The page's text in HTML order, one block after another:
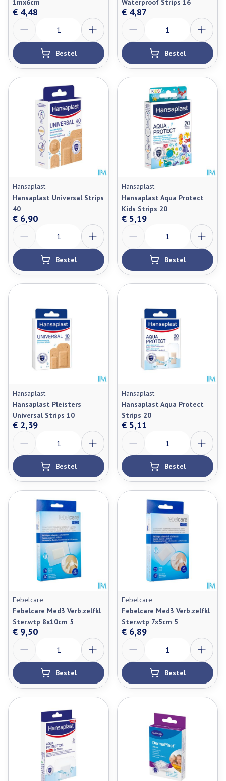
1mx6cm
€ 4,48
Bestel
Waterproof Strips 16
€ 4,87
Bestel
Hansaplast
Hansaplast Universal Strips
40
€ 6,90
Bestel
Hansaplast
Hansaplast Aqua Protect
Kids Strips 20
€ 5,19
Bestel
Hansaplast
Hansaplast Pleisters
Universal Strips 10
€ 2,39
Bestel
Hansaplast
Hansaplast Aqua Protect
Strips 20
€ 5,11
Bestel
Febelcare
Febelcare Med3 Verb.zelfkl
Ster.wtp 8x10cm 5
€ 9,50
Bestel
Febelcare
Febelcare Med3 Verb.zelfkl
Ster.wtp 7x5cm 5
€ 6,89
Bestel